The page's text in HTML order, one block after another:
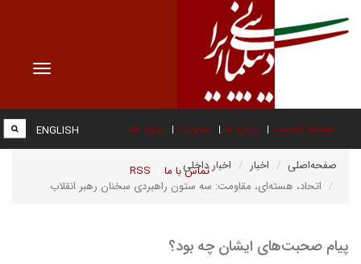
Toggle
صفحه نخست درباره ما عضویت پیوند ها
تماس با ما RSS
ENGLISH
صفحه‌اصلی اخبار
اخبار داخلی
اتحاد، هسته‌ای، مقاومت: سه ستون راهبردی سخنان رهبر انقلاب
پیام‌ صحبت‌های ایشان چه بود؟